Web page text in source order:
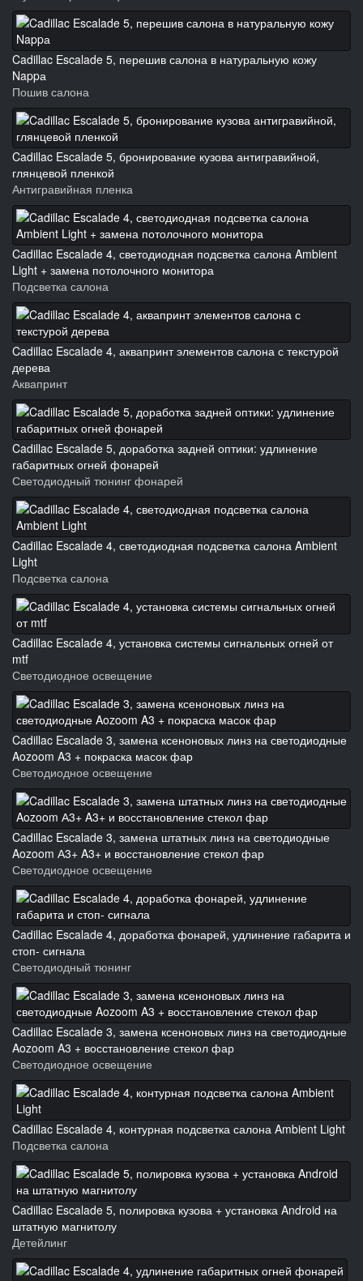
Cadillac Escalade 5, перешив салона в натуральную кожу
Nappа
Пошив салона
Cadillac Escalade 5, бронирование кузова антигравийной,
глянцевой пленкой
Антигравийная пленка
Cadillac Escalade 4, светодиодная подсветка салона Ambient
Light + замена потолочного монитора
Подсветка салона
Cadillac Escalade 4, аквапринт элементов салона с текстурой
дерева
Аквапринт
Cadillac Escalade 5, доработка задней оптики: удлинение
габаритных огней фонарей
Светодиодный тюнинг фонарей
Cadillac Escalade 4, светодиодная подсветка салона Ambient
Light
Подсветка салона
Cadillac Escalade 4, установка системы сигнальных огней от
mtf
Светодиодное освещение
Cadillac Escalade 3, замена ксеноновых линз на светодиодные
Aozoom A3 + покраска масок фар
Светодиодное освещение
Cadillac Escalade 3, замена штатных линз на светодиодные
Aozoom А3+ A3+ и восстановление стекол фар
Светодиодное освещение
Cadillac Escalade 4, доработка фонарей, удлинение габарита и
стоп- сигнала
Светодиодный тюнинг
Cadillac Escalade 3, замена ксеноновых линз на светодиодные
Aozoom A3 + восстановление стекол фар
Светодиодное освещение
Cadillac Escalade 4, контурная подсветка салона Ambient Light
Подсветка салона
Cadillac Escalade 5, полировка кузова + установка Android на
штатную магнитолу
Детейлинг